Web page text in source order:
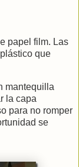
papel film. Las
que
mantequilla
la capa
para no romper
se